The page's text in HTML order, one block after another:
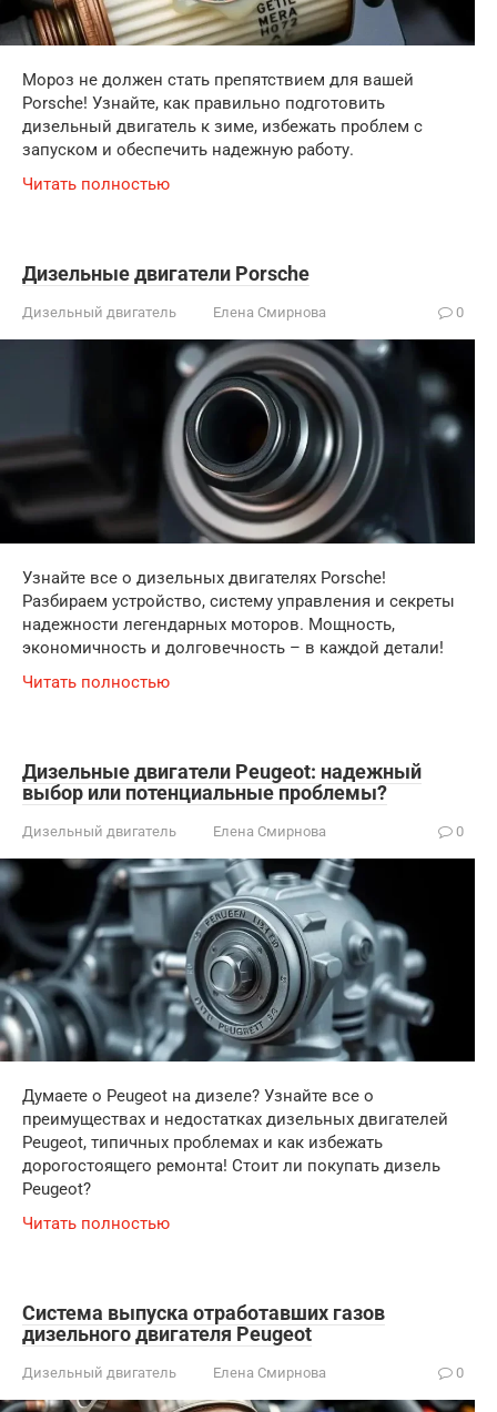
Мороз не должен стать препятствием для вашей
Porsche! Узнайте, как правильно подготовить
дизельный двигатель к зиме, избежать проблем с
запуском и обеспечить надежную работу.
Читать полностью
Дизельные двигатели Porsche
Дизельный двигатель Елена Смирнова 0
Узнайте все о дизельных двигателях Porsche!
Разбираем устройство, систему управления и секреты
надежности легендарных моторов. Мощность,
экономичность и долговечность – в каждой детали!
Читать полностью
Дизельные двигатели Peugeot: надежный
выбор или потенциальные проблемы?
Дизельный двигатель Елена Смирнова 0
Думаете о Peugeot на дизеле? Узнайте все о
преимуществах и недостатках дизельных двигателей
Peugeot, типичных проблемах и как избежать
дорогостоящего ремонта! Стоит ли покупать дизель
Peugeot?
Читать полностью
Система выпуска отработавших газов
дизельного двигателя Peugeot
Дизельный двигатель Елена Смирнова 0